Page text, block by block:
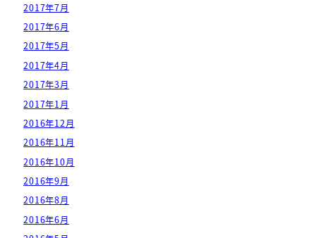
2017年7月
2017年6月
2017年5月
2017年4月
2017年3月
2017年1月
2016年12月
2016年11月
2016年10月
2016年9月
2016年8月
2016年6月